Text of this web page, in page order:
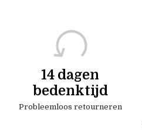
14 dagen
bedenktijd
Probleemloos retourneren